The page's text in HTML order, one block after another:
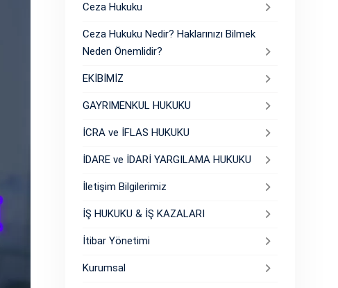
Ceza Hukuku
Ceza Hukuku Nedir? Haklarınızı Bilmek
Neden Önemlidir?
EKİBİMİZ
GAYRIMENKUL HUKUKU
İCRA ve İFLAS HUKUKU
İDARE ve İDARİ YARGILAMA HUKUKU
İletişim Bilgilerimiz
İŞ HUKUKU & İŞ KAZALARI
İtibar Yönetimi
Kurumsal